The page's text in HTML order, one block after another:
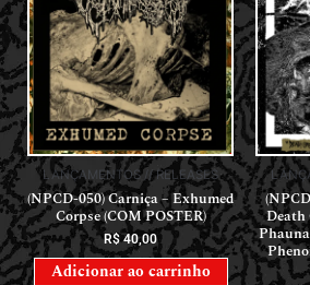
LANÇAMENTOS // RELEASES
(NPCD-050) Carniça – Exhumed
Corpse (COM POSTER)
R$40,00
Adicionar ao carrinho
Death